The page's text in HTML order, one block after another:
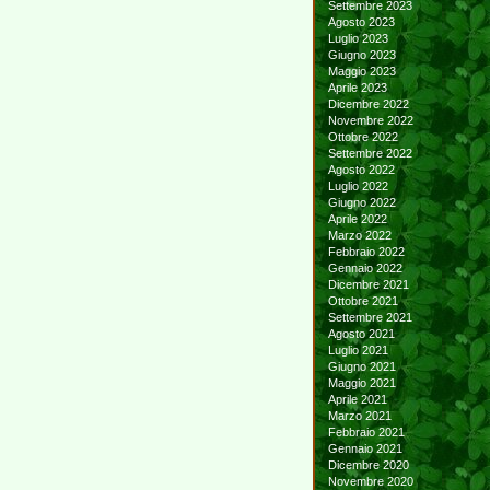
Settembre 2023
Agosto 2023
Luglio 2023
Giugno 2023
Maggio 2023
Aprile 2023
Dicembre 2022
Novembre 2022
Ottobre 2022
Settembre 2022
Agosto 2022
Luglio 2022
Giugno 2022
Aprile 2022
Marzo 2022
Febbraio 2022
Gennaio 2022
Dicembre 2021
Ottobre 2021
Settembre 2021
Agosto 2021
Luglio 2021
Giugno 2021
Maggio 2021
Aprile 2021
Marzo 2021
Febbraio 2021
Gennaio 2021
Dicembre 2020
Novembre 2020